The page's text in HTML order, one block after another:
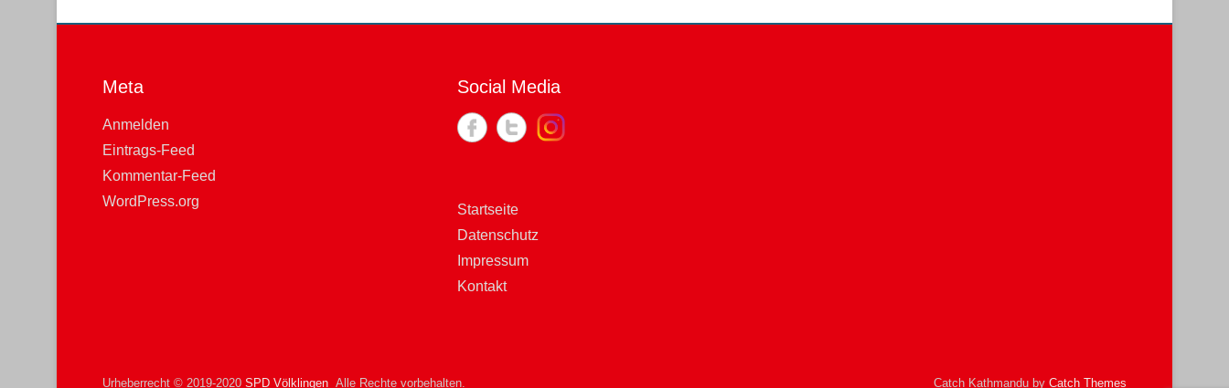
Meta
Anmelden
Eintrags-Feed
Kommentar-Feed
WordPress.org
Social Media
Startseite
Datenschutz
Impressum
Kontakt
Urheberrecht © 2019-2020 SPD Völklingen Alle Rechte vorbehalten. Catch Kathmandu by Catch Themes